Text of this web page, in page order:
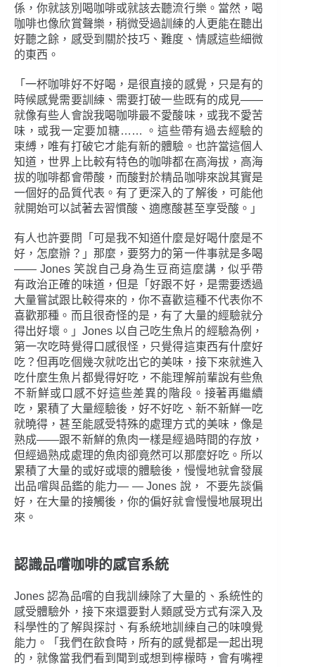
係，你就該別喝咖啡或就該去聽流行樂。當然，喝
咖啡也像欣賞聲樂，稍微受過訓練的人更能在聽出
好聽之餘，感受到關於技巧、難度、情感這些細微
的東西。
「一杯咖啡好不好喝，是很直接的感覺，只是有的
時候感覺需要訓練、需要打破一些既有的成見――
就像有些人會說我喝咖啡最不愛酸味，或我不愛苦
味，或我一定要加糖…… 。這些帶有過去經驗的
束縛，唯有打破它才能有新的體驗。也許當這個人
知道，世界上比較有特色的咖啡都在高海拔，高海
拔的咖啡都會帶酸，而酸對於精品咖啡來說其實是
一個好的品質代表。有了更深入的了解後，可能他
就開始可以試著去習慣酸、適應酸甚至享受酸。」
有人也許要問「可是我不知道什麼是好喝什麼是不
好，怎麼辦？」那麼，要努力的第一件事就是多喝
―― Jones 笑說自己身為生豆商這麼講，似乎帶
有政治正確的味道，但是「好跟不好，是需要透過
大量嘗試跟比較得來的，你不喜歡這種不代表你不
喜歡那種。而且很奇怪的是，有了大量的經驗就分
得出好壞。」Jones 以自己吃生魚片的經驗為例，
第一次吃時覺得口感很怪，只覺得這東西有什麼好
吃？但再吃個幾次就吃出它的美味，接下來就進入
吃什麼生魚片都覺得好吃，不能理解前輩說有些魚
不新鮮或口感不好這些差異的階段。接著再繼續
吃，累積了大量經驗後，好不好吃、新不新鮮一吃
就曉得，甚至能感受特殊的處理方式的美味，像是
熟成――跟不新鮮的魚肉一樣是經過時間的存放，
但經過熟成處理的魚肉卻竟然可以那麼好吃。所以
累積了大量的或好或壞的體驗後，慢慢地就會發展
出品嚐與品鑑的能力― ― Jones 說， 不要先談偏
好，在大量的接觸後，你的偏好就會慢慢地展現出
來。
認識品嚐咖啡的感官系統
Jones 認為品嚐的自我訓練除了大量的、系統性的
感受體驗外，接下來還要對人類感受方式有深入及
科學性的了解與探討、有系統地訓練自己的味嗅覺
能力。「我們在飲食時，所有的感覺都是一起出現
的，就像當我們看到聞到或想到檸檬時，會有嘴裡